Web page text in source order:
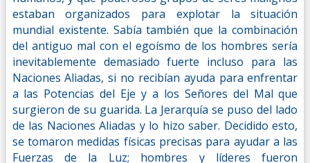
estaban organizados para explotar la situación
mundial existente. Sabía también que la combinación
del antiguo mal con el egoísmo de los hombres sería
inevitablemente demasiado fuerte incluso para las
Naciones Aliadas, si no recibían ayuda para enfrentar
a las Potencias del Eje y a los Señores del Mal que
surgieron de su guarida. La Jerarquía se puso del lado
de las Naciones Aliadas y lo hizo saber. Decidido esto,
se tomaron medidas físicas precisas para ayudar a las
Fuerzas de la Luz; hombres y líderes fueron